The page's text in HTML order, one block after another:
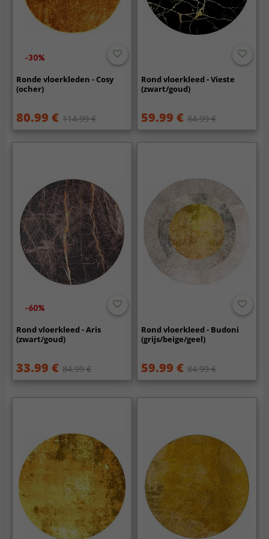
-30%
Ronde vloerkleden - Cosy
(ocher)
80.99 € 114.99 €
Rond vloerkleed - Vieste
(zwart/goud)
59.99 € 84.99 €
-60%
Rond vloerkleed - Aris
(zwart/goud)
33.99 € 84.99 €
Rond vloerkleed - Budoni
(grijs/beige/geel)
59.99 € 84.99 €